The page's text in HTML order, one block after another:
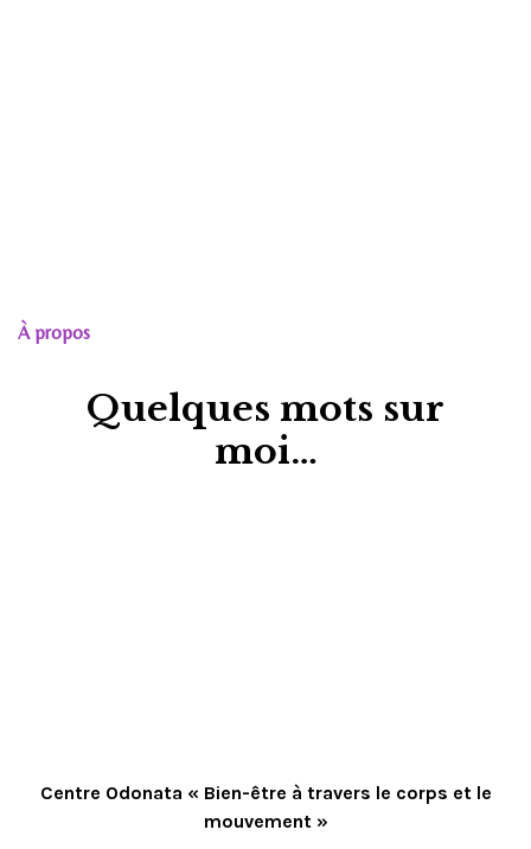
À propos
Quelques mots sur
moi…
Centre Odonata « Bien-être à travers le corps et le
mouvement »